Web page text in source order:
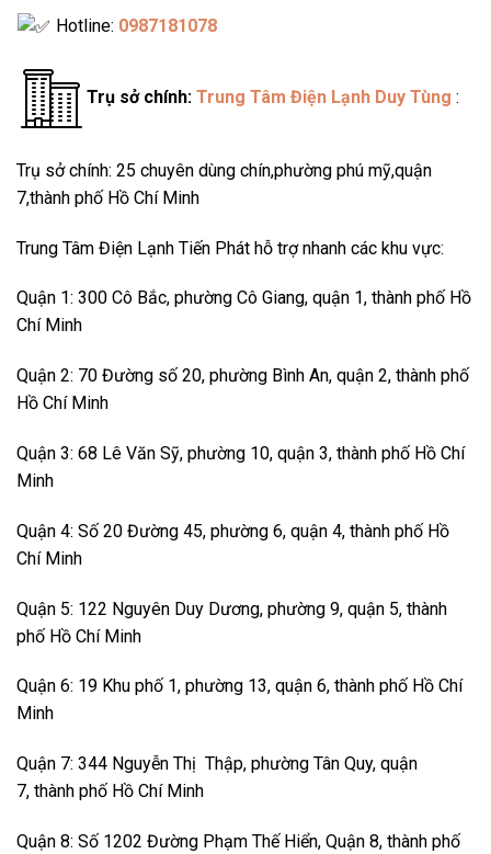
Hotline: 0987181078
Trụ sở chính: Trung Tâm Điện Lạnh Duy Tùng :
Trụ sở chính: 25 chuyên dùng chín,phường phú mỹ,quận
7,thành phố Hồ Chí Minh
Trung Tâm Điện Lạnh Tiến Phát hỗ trợ nhanh các khu vực:
Quận 1: 300 Cô Bắc, phường Cô Giang, quận 1, thành phố Hồ
Chí Minh
Quận 2: 70 Đường số 20, phường Bình An, quận 2, thành phố
Hồ Chí Minh
Quận 3: 68 Lê Văn Sỹ, phường 10, quận 3, thành phố Hồ Chí
Minh
Quận 4: Số 20 Đường 45, phường 6, quận 4, thành phố Hồ
Chí Minh
Quận 5: 122 Nguyên Duy Dương, phường 9, quận 5, thành
phố Hồ Chí Minh
Quận 6: 19 Khu phố 1, phường 13, quận 6, thành phố Hồ Chí
Minh
Quận 7: 344 Nguyễn Thị Thập, phường Tân Quy, quận
7, thành phố Hồ Chí Minh
Quận 8: Số 1202 Đường Phạm Thế Hiển, Quận 8, thành phố